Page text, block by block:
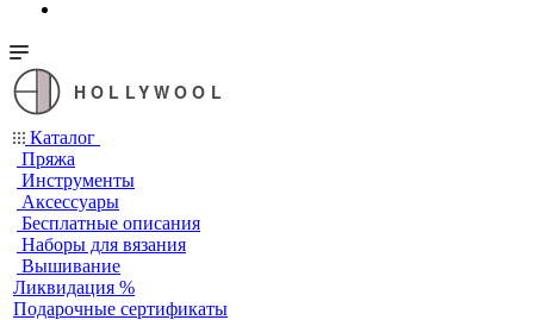
HOLLYWOOL
Каталог
Пряжа
Инструменты
Аксессуары
Бесплатные описания
Наборы для вязания
Вышивание
Ликвидация %
Подарочные сертификаты